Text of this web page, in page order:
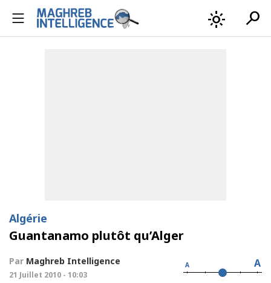
light_mode search
Algérie
Guantanamo plutôt qu’Alger
Par Maghreb Intelligence
21 Juillet 2010 - 10:03
A A